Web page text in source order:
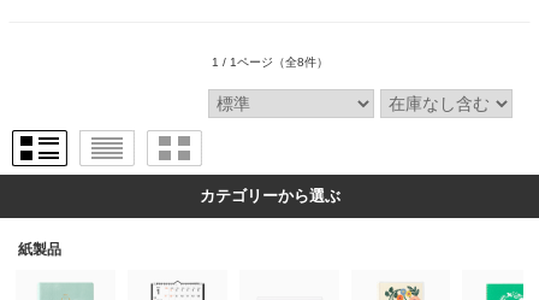
1 / 1ページ （全8件）
カテゴリーから選ぶ
紙製品